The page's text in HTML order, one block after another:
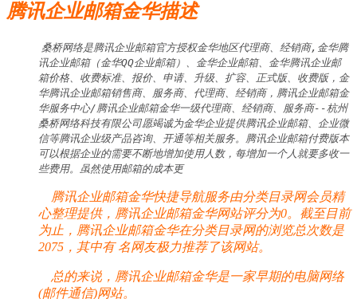
腾讯企业邮箱金华描述
桑桥网络是腾讯企业邮箱官方授权金华地区代理商、经销商,金华腾
讯企业邮箱（金华QQ企业邮箱）、金华企业邮箱、金华腾讯企业邮
箱价格、收费标准、报价、申请、升级、扩容、正式版、收费版，金
华腾讯企业邮箱销售商、服务商、代理商、经销商，腾讯企业邮箱金
华服务中心/腾讯企业邮箱金华一级代理商、经销商、服务商--杭州
桑桥网络科技有限公司愿竭诚为金华企业提供腾讯企业邮箱、企业微
信等腾讯企业级产品咨询、开通等相关服务。腾讯企业邮箱付费版本
可以根据企业的需要不断地增加使用人数，每增加一个人就要多收一
些费用。虽然使用邮箱的成本更
腾讯企业邮箱金华快捷导航服务由分类目录网会员精
心整理提供，腾讯企业邮箱金华网站评分为0。截至目前
为止，腾讯企业邮箱金华在分类目录网的浏览总次数是
2075，其中有名网友极力推荐了该网站。
总的来说，腾讯企业邮箱金华是一家早期的电脑网络
(邮件通信)网站。